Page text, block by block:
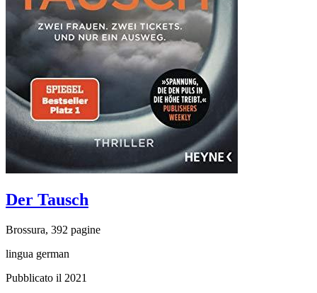
Der Tausch
Brossura, 392 pagine
lingua german
Pubblicato il 2021